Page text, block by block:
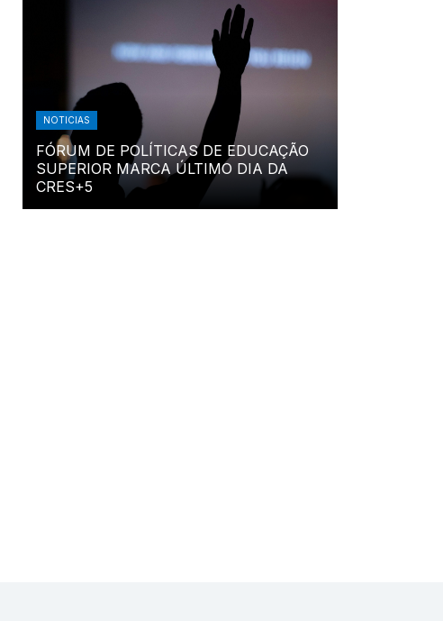
NOTICIAS
FÓRUM DE POLÍTICAS DE EDUCAÇÃO
SUPERIOR MARCA ÚLTIMO DIA DA
CRES+5